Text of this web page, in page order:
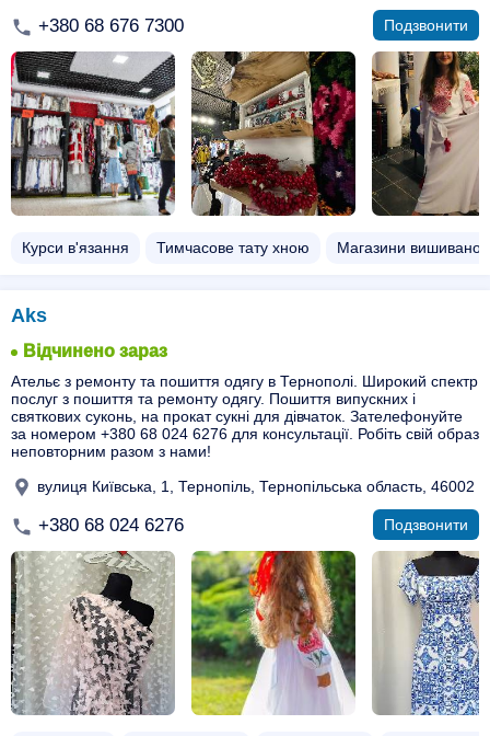
+380 68 676 7300 Подзвонити
Курси в'язання Тимчасове тату хною Магазини вишиванок
Aks
Відчинено зараз
Ательє з ремонту та пошиття одягу в Тернополі. Широкий спектр
послуг з пошиття та ремонту одягу. Пошиття випускних і
святкових суконь, на прокат сукні для дівчаток. Зателефонуйте
за номером +380 68 024 6276 для консультації. Робіть свій образ
неповторним разом з нами!
вулиця Київська, 1, Тернопіль, Тернопільська область, 46002
+380 68 024 6276 Подзвонити